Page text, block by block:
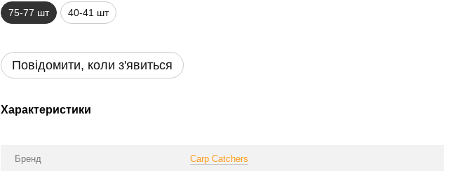
75-77 шт 40-41 шт
Повідомити, коли з'явиться
Характеристики
Бренд Carp Catchers